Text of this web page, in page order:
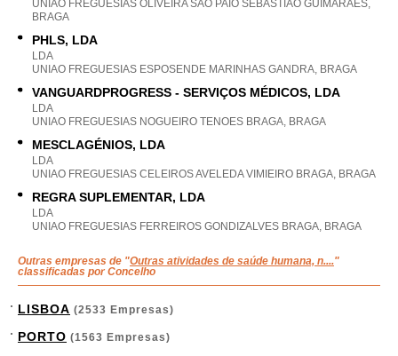
UNIAO FREGUESIAS OLIVEIRA SAO PAIO SEBASTIAO GUIMARAES,
BRAGA
PHLS, LDA
LDA
UNIAO FREGUESIAS ESPOSENDE MARINHAS GANDRA, BRAGA
VANGUARDPROGRESS - SERVIÇOS MÉDICOS, LDA
LDA
UNIAO FREGUESIAS NOGUEIRO TENOES BRAGA, BRAGA
MESCLAGÉNIOS, LDA
LDA
UNIAO FREGUESIAS CELEIROS AVELEDA VIMIEIRO BRAGA, BRAGA
REGRA SUPLEMENTAR, LDA
LDA
UNIAO FREGUESIAS FERREIROS GONDIZALVES BRAGA, BRAGA
Outras empresas de "Outras atividades de saúde humana, n...."
classificadas por Concelho
LISBOA (2533 Empresas)
PORTO (1563 Empresas)